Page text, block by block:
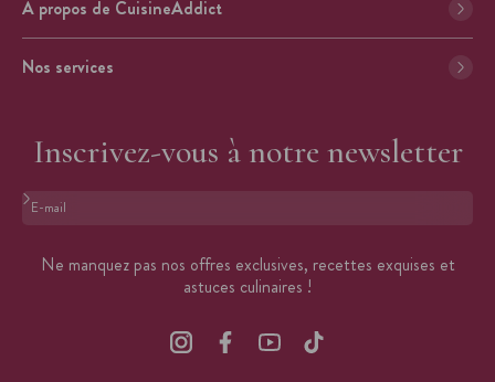
À propos de CuisineAddict
Nos services
Inscrivez-vous à notre newsletter
Format : adresse@email.com
Ne manquez pas nos offres exclusives, recettes exquises et
astuces culinaires !